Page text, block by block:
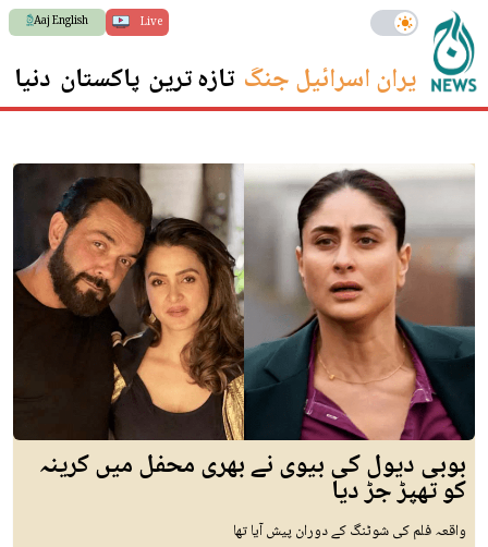
Live
Aaj English
ایران اسرائیل جنگ تازہ ترین پاکستان دنیا
بوبی دیول کی بیوی نے بھری محفل میں کرینہ
کو تھپڑ جڑ دیا
واقعہ فلم کی شوٹنگ کے دوران پیش آیا تھا